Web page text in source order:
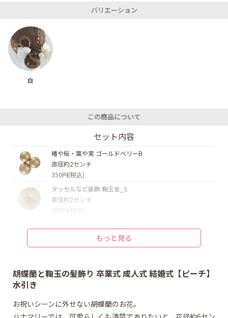
バリエーション
白
この商品について
セット内容
椿や桜・葉や実 ゴールドベリーB
直径約2センチ
350円(税込)
タッセルなど装飾 鞠玉金_S
直径約2センチ
300円(税込)
400円(税込)
直径約6センチ
直径約6センチ
もっと見る
胡蝶蘭と鞠玉の髪飾り 卒業式 成人式 結婚式【ピーチ】
水引き
お祝いシーンに外せない胡蝶蘭のお花。